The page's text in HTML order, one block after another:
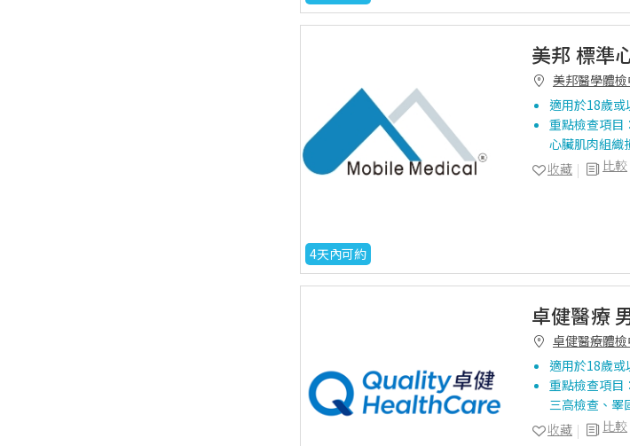
4天內可約
美邦 標準
美邦醫學體
適用於18歲或
重點檢查項目
心臟肌肉組織
比較
收藏
卓健醫療
卓健醫療體
適用於18歲或
重點檢查項目
三高檢查、
比較
收藏